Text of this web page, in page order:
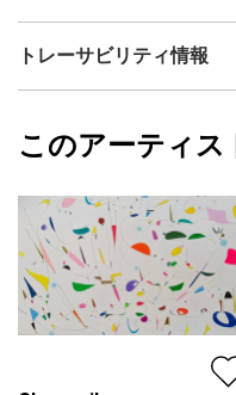
ミクスト
カラー
カラフル
ジャンル
風景画
配送目安
二週間以
じて「時間と空間」の交差を
た、時間と空間が互いに関
次元的な概念**です。本展
れています。これは、私た
伝播できる五次元時空の中
いう仮説です。
制作プロセスと共感覚
本プロジェクトの作品は、
ちの融合によって生み出され
写真と絵画の融合: ライフワ
男が捉えた「太陽」の写真
渋田薫
フォロー
トレーサビリティ情報
渋田薫
このアーティス